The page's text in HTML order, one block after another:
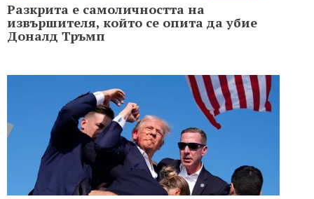
Разкрита е самоличността на
извършителя, който се опита да убие
Доналд Тръмп